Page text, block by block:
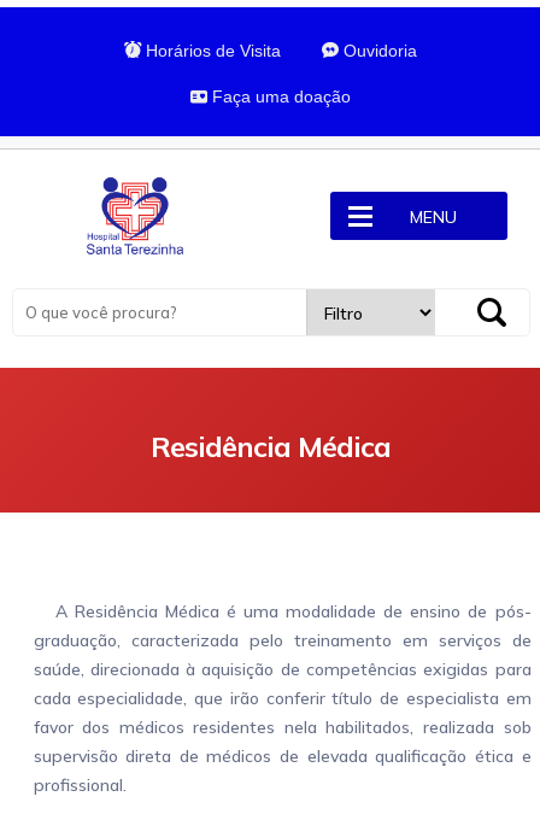
Horários de Visita Ouvidoria
Faça uma doação
MENU
Residência Médica
A Residência Médica é uma modalidade de ensino de pós-
graduação, caracterizada pelo treinamento em serviços de
saúde, direcionada à aquisição de competências exigidas para
cada especialidade, que irão conferir título de especialista em
favor dos médicos residentes nela habilitados, realizada sob
supervisão direta de médicos de elevada qualificação ética e
profissional.